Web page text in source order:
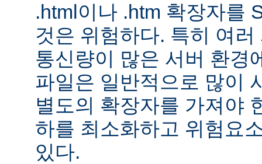
.html이나 .htm 확장자를
것은 위험하다. 특히 여
통신량이 많은 서버 환경
파일은 일반적으로 많이
별도의 확장자를 가져야
하를 최소화하고 위험요
있다.